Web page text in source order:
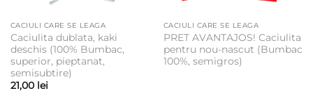
CACIULI CARE SE LEAGA
Caciulita dublata, kaki
deschis (100% Bumbac,
superior, pieptanat,
semisubtire)
21,00 lei
CACIULI CARE SE LEAGA
PRET AVANTAJOS! Caciulita
pentru nou-nascut (Bumbac
100%, semigros)